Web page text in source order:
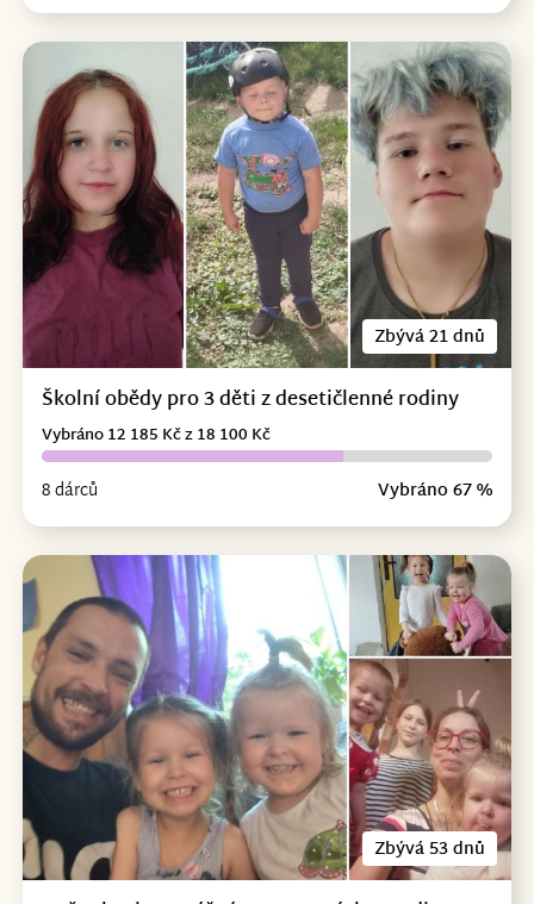
Zbývá 21 dnů
Školní obědy pro 3 děti z desetičlenné rodiny
8 dárců Vybráno 67 %
Vybráno 12 185 Kč z 18 100 Kč
Zbývá 53 dnů